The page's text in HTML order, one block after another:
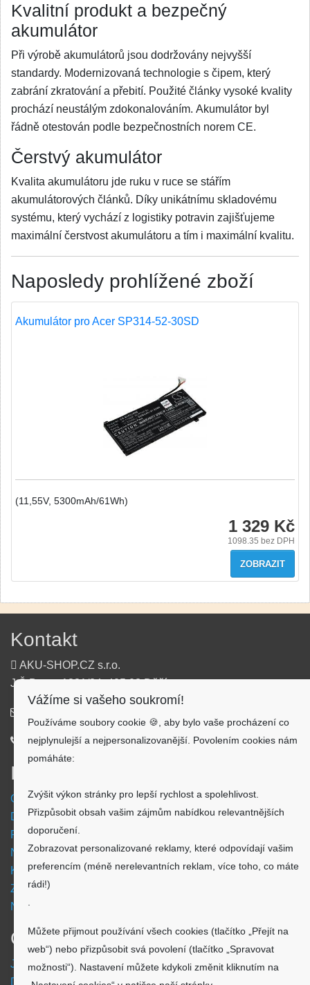
Kvalitní produkt a bezpečný
akumulátor
Při výrobě akumulátorů jsou dodržovány nejvyšší
standardy. Modernizovaná technologie s čipem, který
zabrání zkratování a přebití. Použité články vysoké kvality
prochází neustálým zdokonalováním. Akumulátor byl
řádně otestován podle bezpečnostních norem CE.
Čerstvý akumulátor
Kvalita akumulátoru jde ruku v ruce se stářím
akumulátorových článků. Díky unikátnímu skladovému
systému, který vychází z logistiky potravin zajišťujeme
maximální čerstvost akumulátoru a tím i maximální kvalitu.
Naposledy prohlížené zboží
Akumulátor pro Acer SP314-52-30SD
(11,55V, 5300mAh/61Wh)
1 329 Kč
1098.35 bez DPH
ZOBRAZIT
Kontakt
AKU-SHOP.CZ s.r.o.
J.Š.Baara 1331/34, 405 02 Děčín
720 500 500
Informace
Obchodní podmínky
Doprava a platba
Reklamační formulář
Nastavení cookies
Kde nás najdete
Zpětný odběr vysloužilých elektrozařízení
Návod - akumulátory
O nákupu
Jsme česká společnost
Dostupnost zboží
Vážíme si vašeho soukromí!
Používáme soubory cookie 🍪, aby bylo vaše procházení co
nejplynulejší a nejpersonalizovanější. Povolením cookies nám
pomáháte:
Zvýšit výkon stránky pro lepší rychlost a spolehlivost.
Přizpůsobit obsah vašim zájmům nabídkou relevantnějších
doporučení.
Zobrazovat personalizované reklamy, které odpovídají vašim
preferencím (méně nerelevantních reklam, více toho, co máte
rádi!)
Můžete přijmout používání všech cookies (tlačítko „Přejít na
web“) nebo přizpůsobit svá povolení (tlačítko „Spravovat
možnosti“). Nastavení můžete kdykoli změnit kliknutím na